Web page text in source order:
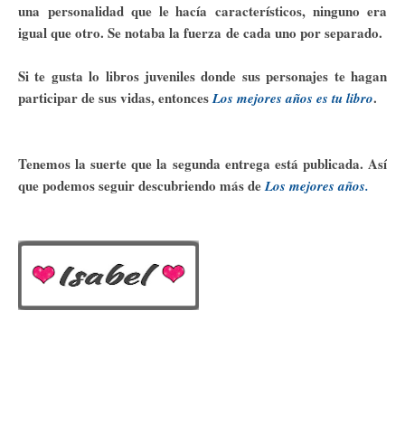
una personalidad que le hacía característicos, ninguno era
igual que otro. Se notaba la fuerza de cada uno por separado.
Si te gusta lo libros juveniles donde sus personajes te hagan
participar de sus vidas, entoncesLos mejores años es tu libro.
Tenemos la suerte que la segunda entrega está publicada. Así
que podemos seguir descubriendo más deLos mejores años.